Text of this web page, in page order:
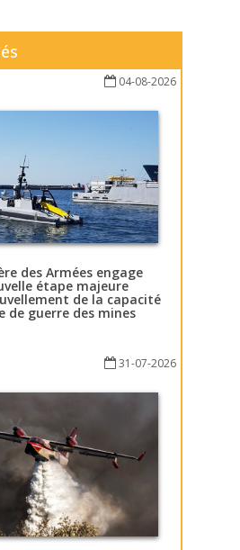
04-08-2026
des Armées engage
étape majeure
de la capacité
de guerre des mines
31-07-2026